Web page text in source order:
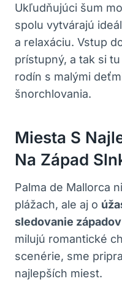
Ukľudňujúci šum
spolu vytvárajú
a relaxáciu. Vstup
prístupný, a tak si
rodín s malými
šnorchlovania.
Miesta S
Na Západ
Palma de Mallorca
plážach, ale aj o
sledovanie
milujú romantické
scenérie, sme
najlepších miest.